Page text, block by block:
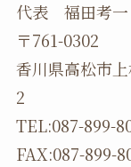
代表 福田考一
〒761-0302
香川県高松市
2
TEL:087-899-
FAX:087-899-